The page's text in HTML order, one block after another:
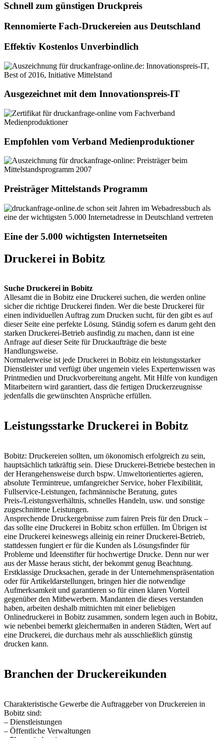
Schnell zum günstigen Druckpreis
Rennomierte Fach-Druckereien aus Deutschland
Effektiv Kostenlos Unverbindlich
Ausgezeichnet mit dem Innovationspreis-IT
Empfohlen vom Verband Medienproduktioner
Preisträger Mittelstands Programm
Eine der 5.000 wichtigsten Internetseiten
Druckerei in Bobitz
Suche Druckerei in Bobitz
Allesamt die in Bobitz eine Druckerei suchen, die werden online
sicher die richtige Druckerei finden. Wer die beste Druckerei für
einen individuellen Auftrag zum Drucken sucht, für den gibt es auf
dieser Seite eine perfekte Lösung. Ständig sofern es darum geht den
starken Druckerei-Betrieb ausfindig zu machen, dann ist eine
Anfrage auf dieser Seite für Druckaufträge die beste
Handlungsweise.
Normalerweise ist jede Druckerei in Bobitz ein leistungsstarker
Dienstleister und verfügt über ungemein vieles Expertenwissen was
Printmedien und Druckvorbereitung angeht. Mit Hilfe von kundigen
Mitarbeitern wird garantiert, dass die fertigen Druckerzeugnisse
jedenfalls die gewünschten Ansprüche erfüllen.
Leistungsstarke Druckerei in Bobitz
Bobitz: Druckereien sollten, um ökonomisch erfolgreich zu sein,
hauptsächlich tatkräftig sein. Diese Druckerei-Betriebe bestechen in
der Herangehensweise durch bspw. Umweltorientiertes agieren,
absolute Termintreue, umfangreicher Service, hoher Flexibilität,
Fullservice-Leistungen, fachmännische Beratung, gutes
Preis-/Leistungsverhältnis, schnelles Handeln, usw. und sonstige
zugeschnittene Leistungen.
Ansprechende Druckergebnisse zum fairen Preis für den Druck –
das sollte eine Druckerei in Bobitz schon erfüllen. Im Übrigen ist
eine Druckerei keineswegs alleinig ein reiner Druckerei-Betrieb,
stattdessen fungiert er für die Kunden als Lösungsfinder für
Probleme und Ideenstifter für hochwertige Drucke. Denn nur wer
aus der Masse heraus sticht, der bekommt genug Beachtung.
Erstklassige Drucksachen, gerade in der Unternehmenspräsentation
oder für Artikeldarstellungen, bringen hier die notwendige
Aufmerksamkeit und garantieren so für einen klaren Vorteil
gegenüber den Mitbewerbern. Mandanten die dieses verstanden
haben, arbeiten deshalb mitnichten mit einer beliebigen
Onlinedruckerei in Bobitz zusammen, sondern legen auch in Bobitz,
wie nebenbei bemerkt gleichermaßen in anderen Städten, Wert auf
eine Druckerei, die durchaus mehr als ausschließlich günstig
drucken kann.
Branchen der Druckereikunden
Charakteristische Gewerbe die Auftraggeber von Druckereien in
Bobitz sind:
– Dienstleistungen
– Öffentliche Verwaltungen